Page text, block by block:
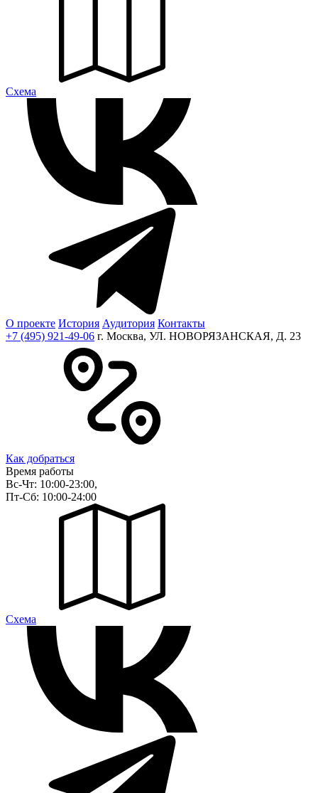
Cхема
О проекте История Аудитория Контакты
+7 (495) 921-49-06 г. Москва, УЛ. НОВОРЯЗАНСКАЯ, Д. 23
Как добраться
Время работы
Вс-Чт: 10:00-23:00,
Пт-Сб: 10:00-24:00
Cхема